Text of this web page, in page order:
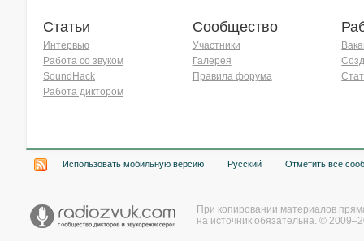
Статьи
Интервью
Работа со звуком
SoundHack
Работа диктором
Сообщество
Участники
Галерея
Правила форума
Использовать мобильную версию Русский Отметить все
При копировании материалов
на источник обязательна. ©